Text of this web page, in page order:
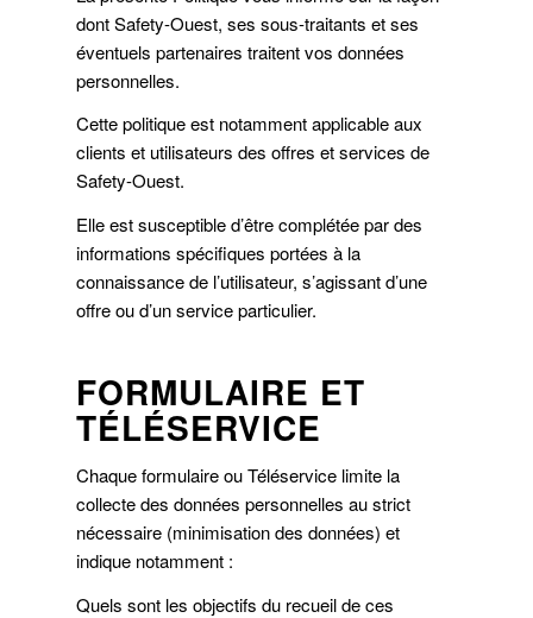
dont Safety-Ouest, ses sous-traitants et ses
éventuels partenaires traitent vos données
personnelles.
Cette politique est notamment applicable aux
clients et utilisateurs des offres et services de
Safety-Ouest.
Elle est susceptible d’être complétée par des
informations spécifiques portées à la
connaissance de l’utilisateur, s’agissant d’une
offre ou d’un service particulier.
FORMULAIRE ET
TÉLÉSERVICE
Chaque formulaire ou Téléservice limite la
collecte des données personnelles au strict
nécessaire (minimisation des données) et
indique notamment :
Quels sont les objectifs du recueil de ces